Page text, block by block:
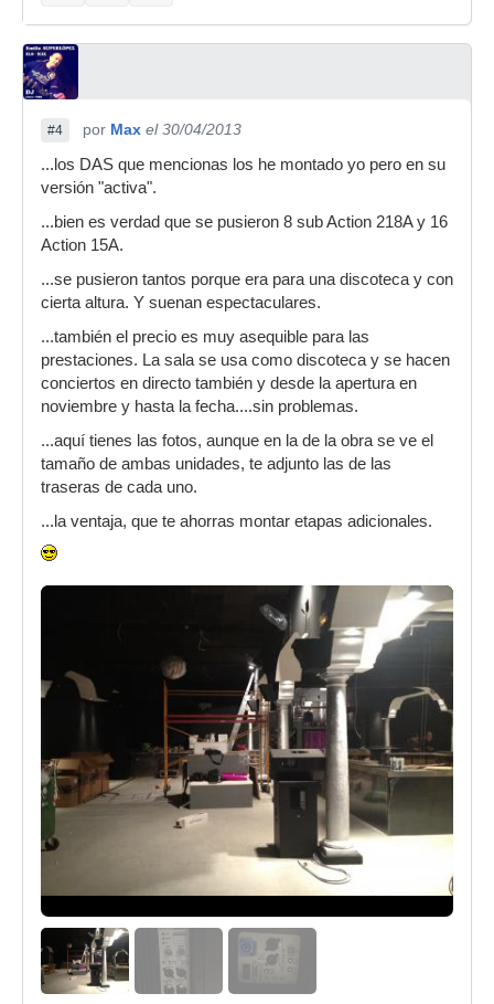
#4 por Max el 30/04/2013
...los DAS que mencionas los he montado yo pero en su
versión "activa".
...bien es verdad que se pusieron 8 sub Action 218A y 16
Action 15A.
...se pusieron tantos porque era para una discoteca y con
cierta altura. Y suenan espectaculares.
...también el precio es muy asequible para las
prestaciones. La sala se usa como discoteca y se hacen
conciertos en directo también y desde la apertura en
noviembre y hasta la fecha....sin problemas.
...aquí tienes las fotos, aunque en la de la obra se ve el
tamaño de ambas unidades, te adjunto las de las
traseras de cada uno.
...la ventaja, que te ahorras montar etapas adicionales.